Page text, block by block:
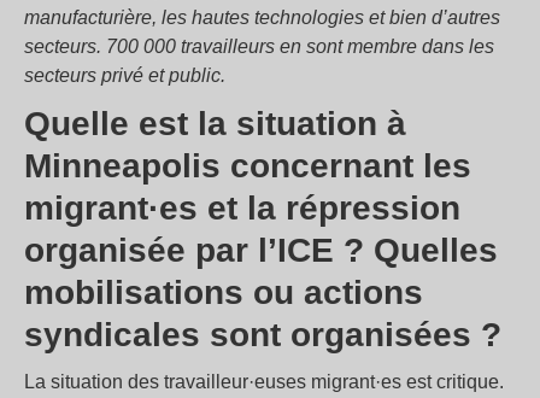
manufacturière, les hautes technologies et bien d’autres
secteurs. 700 000 travailleurs en sont membre dans les
secteurs privé et public.
Quelle est la situation à
Minneapolis concernant les
migrant·es et la répression
organisée par l’ICE ? Quelles
mobilisations ou actions
syndicales sont organisées ?
La situation des travailleur·euses migrant·es est critique.